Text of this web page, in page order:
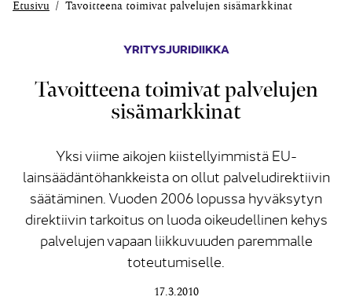
Etusivu Tavoitteena toimivat palvelujen sisämarkkinat
YRITYSJURIDIIKKA
Tavoitteena toimivat palvelujen
sisämarkkinat
Yksi viime aikojen kiistellyimmistä EU-
lainsäädäntöhankkeista on ollut palveludirektiivin
säätäminen. Vuoden 2006 lopussa hyväksytyn
direktiivin tarkoitus on luoda oikeudellinen kehys
palvelujen vapaan liikkuvuuden paremmalle
toteutumiselle.
17.3.2010